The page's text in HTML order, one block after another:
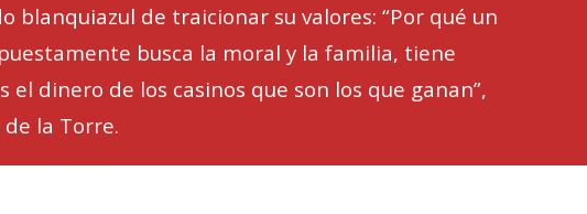
blanquiazul de traicionar su valores: “Por qué un
busca la moral y la familia, tiene
el dinero de los casinos que son los que ganan”,
de la Torre.